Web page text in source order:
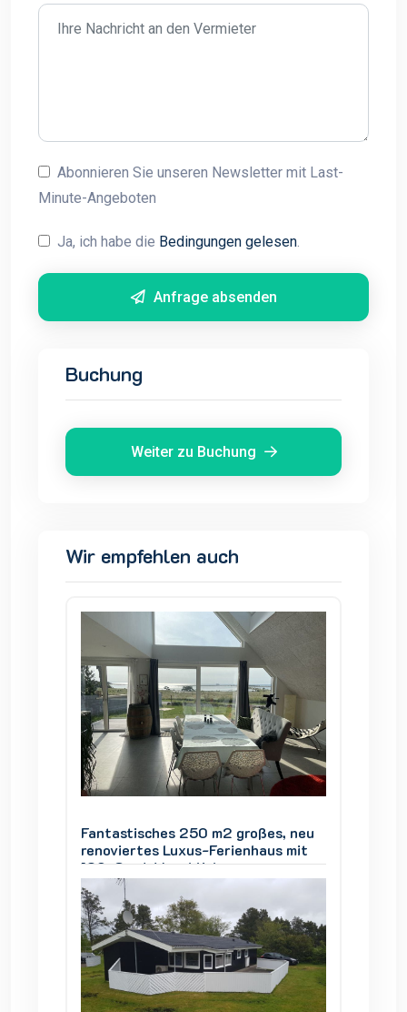
Abonnieren Sie unseren Newsletter mit Last-
Minute-Angeboten
Ja, ich habe die Bedingungen gelesen.
Anfrage absenden
Buchung
Weiter zu Buchung
Wir empfehlen auch
Fantastisches 250 m2 großes, neu
renoviertes Luxus-Ferienhaus mit
180-Grad-Meerblick